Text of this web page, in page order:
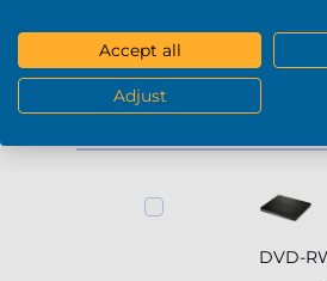
Mostra di più
DVD / Blu-Ray
DVD-
Accept all
Adjust